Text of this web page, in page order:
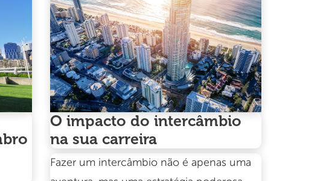
O impacto do intercâmbio
na sua carreira
Fazer um intercâmbio não é apenas uma